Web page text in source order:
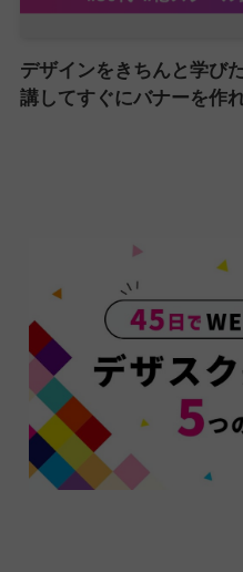
デザインをきちんと学び
講してすぐにバナーを作